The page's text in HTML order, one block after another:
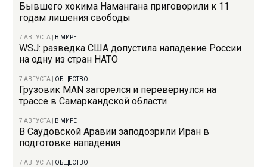
Бывшего хокима Намангана приговорили к 11
годам лишения свободы
7 АВГУСТА В МИРЕ
WSJ: разведка США допустила нападение России
на одну из стран НАТО
7 АВГУСТА ОБЩЕСТВО
Грузовик MAN загорелся и перевернулся на
трассе в Самаркандской области
7 АВГУСТА В МИРЕ
В Саудовской Аравии заподозрили Иран в
подготовке нападения
7 АВГУСТА ОБЩЕСТВО